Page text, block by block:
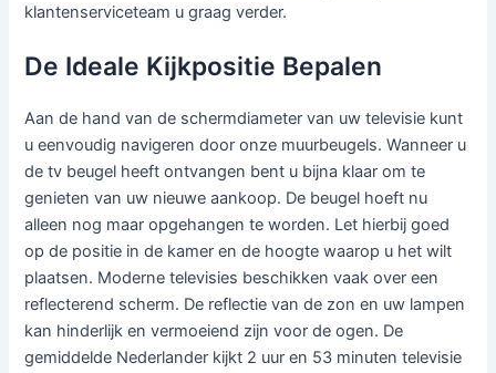
klantenserviceteam u graag verder.
De Ideale Kijkpositie Bepalen
Aan de hand van de schermdiameter van uw televisie kunt
u eenvoudig navigeren door onze muurbeugels. Wanneer u
de tv beugel heeft ontvangen bent u bijna klaar om te
genieten van uw nieuwe aankoop. De beugel hoeft nu
alleen nog maar opgehangen te worden. Let hierbij goed
op de positie in de kamer en de hoogte waarop u het wilt
plaatsen. Moderne televisies beschikken vaak over een
reflecterend scherm. De reflectie van de zon en uw lampen
kan hinderlijk en vermoeiend zijn voor de ogen. De
gemiddelde Nederlander kijkt 2 uur en 53 minuten televisie